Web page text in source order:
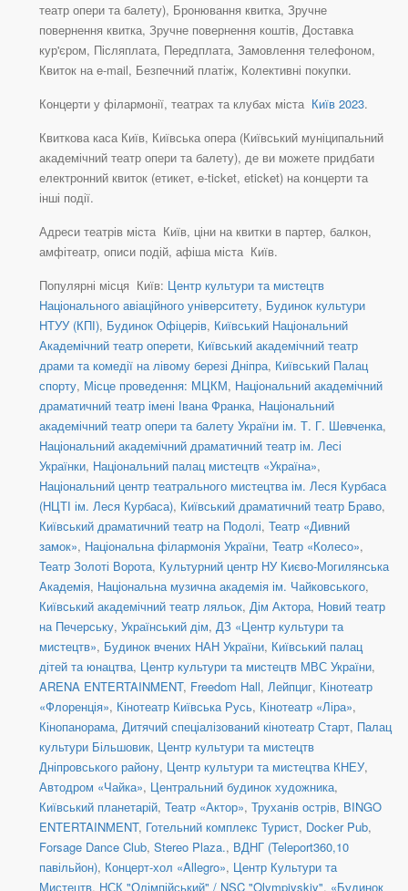
театр опери та балету), Бронювання квитка, Зручне
повернення квитка, Зручне повернення коштів, Доставка
кур'єром, Післяплата, Передплата, Замовлення телефоном,
Квиток на e-mail, Безпечний платіж, Колективні покупки.
Концерти у філармонії, театрах та клубах міста Київ 2023.
Квиткова каса Київ, Київська опера (Київський муніципальний
академічний театр опери та балету), де ви можете придбати
електронний квиток (етикет, e-ticket, eticket) на концерти та
інші події.
Адреси театрів міста Київ, ціни на квитки в партер, балкон,
амфітеатр, описи подій, афіша міста Київ.
Популярні місця Київ: Центр культури та мистецтв
Національного авіаційного університету, Будинок культури
НТУУ (КПІ), Будинок Офіцерів, Київський Національний
Академічний театр оперети, Київський академічний театр
драми та комедії на лівому березі Дніпра, Київський Палац
спорту, Місце проведення: МЦКМ, Національний академічний
драматичний театр імені Івана Франка, Національний
академічний театр опери та балету України ім. Т. Г. Шевченка,
Національний академічний драматичний театр ім. Лесі
Українки, Національний палац мистецтв «Україна»,
Національний центр театрального мистецтва ім. Леся Курбаса
(НЦТІ ім. Леся Курбаса), Київський драматичний театр Браво,
Київський драматичний театр на Подолі, Театр «Дивний
замок», Національна філармонія України, Театр «Колесо»,
Театр Золоті Ворота, Культурний центр НУ Києво-Могилянська
Академія, Національна музична академія ім. Чайковського,
Київський академічний театр ляльок, Дім Актора, Новий театр
на Печерську, Український дім, ДЗ «Центр культури та
мистецтв», Будинок вчених НАН України, Київський палац
дітей та юнацтва, Центр культури та мистецтв МВС України,
ARENA ENTERTAINMENT, Freedom Hall, Лейпциг, Кінотеатр
«Флоренція», Кінотеатр Київська Русь, Кінотеатр «Ліра»,
Кінопанорама, Дитячий спеціалізований кінотеатр Старт, Палац
культури Більшовик, Центр культури та мистецтв
Дніпровського району, Центр культури та мистецтва КНЕУ,
Автодром «Чайка», Центральний будинок художника,
Київський планетарій, Театр «Актор», Труханів острів, BINGO
ENTERTAINMENT, Готельний комплекс Турист, Docker Pub,
Forsage Dance Club, Stereo Plaza., ВДНГ (Teleport360,10
павільйон), Концерт-хол «Allegro», Центр Культури та
Мистецтв, НСК "Олімпійський" / NSC "Olympiyskiy", «Будинок